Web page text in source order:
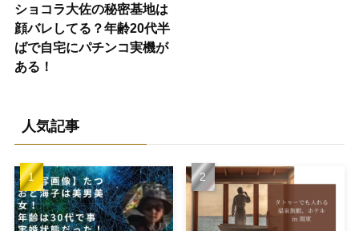
ショコラ大佐の秘密基地は
顔バレしてる？年齢20代半
ばで自宅にパチンコ実機が
ある！
人気記事